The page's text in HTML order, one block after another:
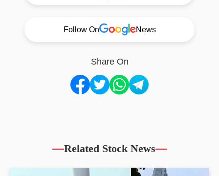
Follow On News
Share On
Related Stock News